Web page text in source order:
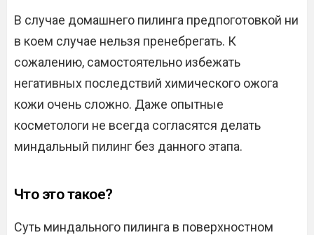
В случае домашнего пилинга предпоготовкой ни
в коем случае нельзя пренебрегать. К
сожалению, самостоятельно избежать
негативных последствий химического ожога
кожи очень сложно. Даже опытные
косметологи не всегда согласятся делать
миндальный пилинг без данного этапа.
Что это такое?
Суть миндального пилинга в поверхностном